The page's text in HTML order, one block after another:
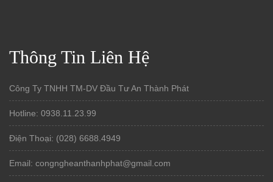
Thông Tin Liên Hệ
Công Ty TNHH TM-DV Đầu Tư An Thành Phát
Hotline: 0938.11.23.99
Điện Thoại: (028) 6688.4949
Email: congngheanthanhphat@gmail.com